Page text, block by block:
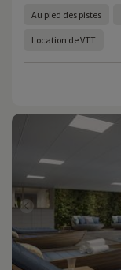
Au pied des pistes
Location de VTT